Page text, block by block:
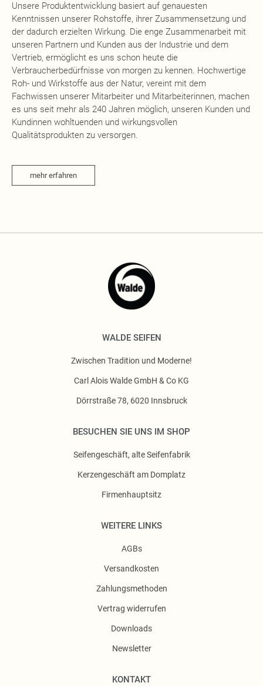
Unsere Produktentwicklung basiert auf genauesten
Kenntnissen unserer Rohstoffe, ihrer Zusammensetzung und
der dadurch erzielten Wirkung. Die enge Zusammenarbeit mit
unseren Partnern und Kunden aus der Industrie und dem
Vertrieb, ermöglicht es uns schon heute die
Verbraucherbedürfnisse von morgen zu kennen. Hochwertige
Roh- und Wirkstoffe aus der Natur, vereint mit dem
Fachwissen unserer Mitarbeiter und Mitarbeiterinnen, machen
es uns seit mehr als 240 Jahren möglich, unseren Kunden und
Kundinnen wohltuenden und wirkungsvollen
Qualitätsprodukten zu versorgen.
mehr erfahren
WALDE SEIFEN
Zwischen Tradition und Moderne!
Carl Alois Walde GmbH & Co KG
Dörrstraße 78, 6020 Innsbruck
BESUCHEN SIE UNS IM SHOP
Seifengeschäft, alte Seifenfabrik
Kerzengeschäft am Domplatz
Firmenhauptsitz
WEITERE LINKS
AGBs
Versandkosten
Zahlungsmethoden
Vertrag widerrufen
Downloads
Newsletter
KONTAKT